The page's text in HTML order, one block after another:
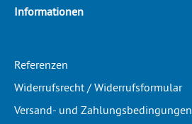
Informationen
Referenzen
Widerrufsrecht / Widerrufsformular
Versand- und Zahlungsbedingungen